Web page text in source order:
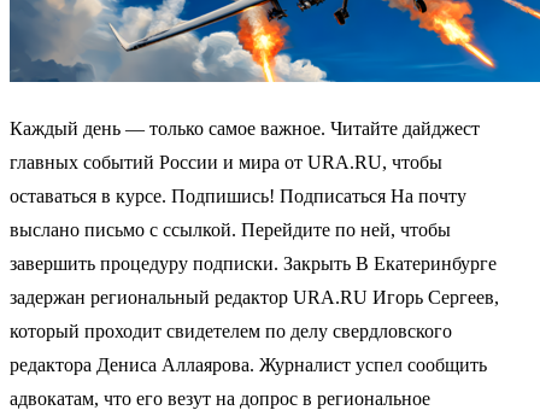
Каждый день — только самое важное. Читайте дайджест
главных событий России и мира от URA.RU, чтобы
оставаться в курсе. Подпишись! Подписаться На почту
выслано письмо с ссылкой. Перейдите по ней, чтобы
завершить процедуру подписки. Закрыть В Екатеринбурге
задержан региональный редактор URA.RU Игорь Сергеев,
который проходит свидетелем по делу свердловского
редактора Дениса Аллаярова. Журналист успел сообщить
адвокатам, что его везут на допрос в региональное